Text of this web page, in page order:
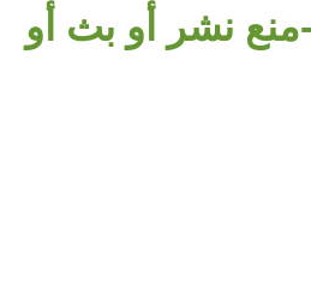
-منع نشر أو بث أو